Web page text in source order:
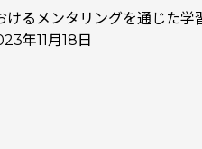
るメンタリングを通じた学
年11月18日